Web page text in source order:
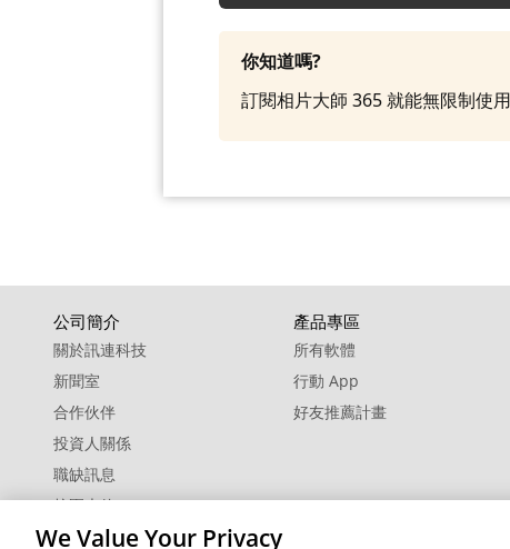
你知道嗎?
訂閱相片大師 365 就能無限制使
公司簡介
關於訊連科技
新聞室
合作伙伴
投資人關係
職缺訊息
校園大使
聯絡我們
產品專區
所有軟體
行動 App
好友推薦計畫
We Value Your Privacy